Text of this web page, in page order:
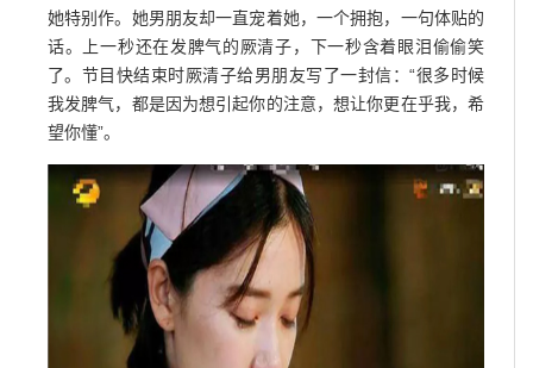
她特别作。她男朋友却一直宠着她，一个拥抱，一句体贴的
话。上一秒还在发脾气的厥清子，下一秒含着眼泪偷偷笑
了。节目快结束时厥清子给男朋友写了一封信：“很多时候
我发脾气，都是因为想引起你的注意，想让你更在乎我，希
望你懂”。